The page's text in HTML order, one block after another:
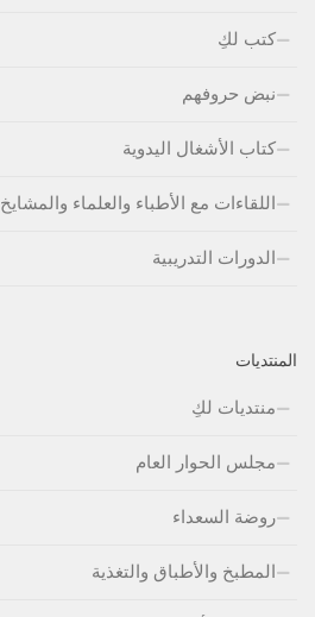
كتب لكِ
نبض حروفهم
كتاب الأشغال اليدوية
اللقاءات مع الأطباء والعلماء والمشايخ
الدورات التدريبية
المنتديات
منتديات لكِ
مجلس الحوار العام
روضة السعداء
المطبخ والأطباق والتغذية